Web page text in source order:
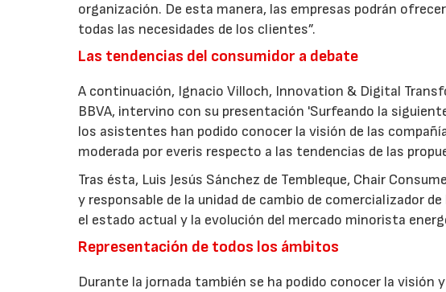
organización. De esta manera, las empresas podrán
todas las necesidades de los clientes”.
Las tendencias del consumidor a debate
A continuación, Ignacio Villoch, Innovation & Digital
BBVA, intervino con su presentación 'Surfeando la
los asistentes han podido conocer la visión de las
moderada por everis respecto a las tendencias de las
Tras ésta, Luis Jesús Sánchez de Tembleque, Chair
y responsable de la unidad de cambio de comercializador
el estado actual y la evolución del mercado minorista
Representación de todos los ámbitos
Durante la jornada también se ha podido conocer la visión